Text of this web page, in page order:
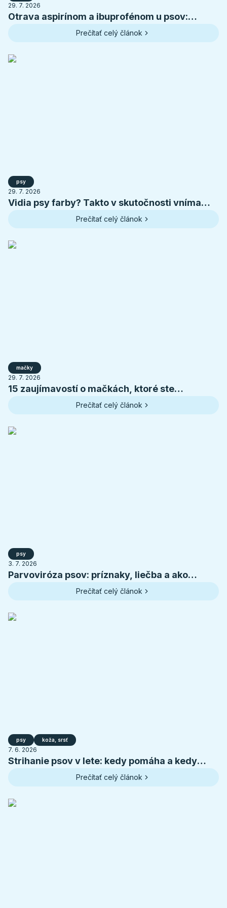
29. 7. 2026
Otrava aspirínom a ibuprofénom u psov:
príznaky, toxické dávky a prvá pomoc
Prečítať celý článok
psy
29. 7. 2026
Vidia psy farby? Takto v skutočnosti vníma
Prečítať celý článok
mačky
29. 7. 2026
15 zaujímavostí o mačkách, ktoré ste
pravdepodobne nevedeli
Prečítať celý článok
psy
3. 7. 2026
Parvoviróza psov: príznaky, liečba a ako
ochrániť šteniatkoPrečítať celý článok
psy koža, srsť
7. 6. 2026
Strihanie psov v lete: kedy pomáha a kedy
Prečítať celý článok